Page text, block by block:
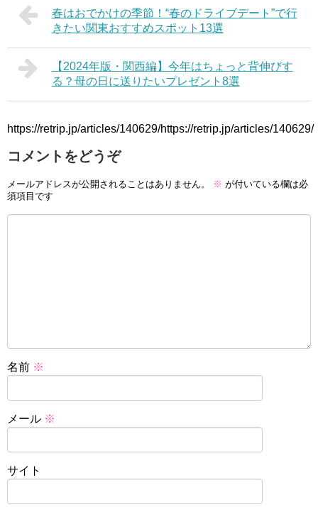
春はおでかけの季節！“春のドライブデート”で行
きたい関東おすすめスポット13選
【2024年版・関西編】今年はちょっと背伸びす
る？母の日に送りたいプレゼント8選
https://retrip.jp/articles/140629/https://retrip.jp/articles/140629/
コメントをどうぞ
メールアドレスが公開されることはありません。 ※ が付いている欄は必
須項目です
名前 ※
メール ※
サイト